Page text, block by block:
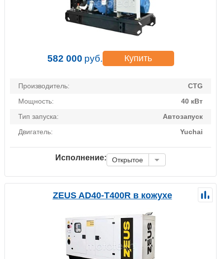
582 000 руб. Купить
Производитель:
CTG
Мощность:
40 кВт
Тип запуска:
Автозапуск
Двигатель:
Yuchai
Исполнение: Открытое
ZEUS AD40-T400R в кожухе